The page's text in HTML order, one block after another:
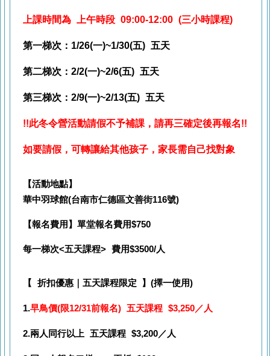
上課時間為 上午時段 09:00-12:00 (三小時課程)
第一梯次：1/26(一)~1/30(五) 五天
第二梯次：2/2(一)~2/6(五) 五天
第三梯次：2/9(一)~2/13(五) 五天
!!此冬令營活動請假不予補課，請再三確定後再報名!!
如要請假 ， 可轉讓給其他孩子 ， 家長需自己找對象
【活動地點】
華中羽球館(台南市仁德區文善街116號)
【報名費用】 單堂報名費用$750
每一梯次<五天課程> 費用$3500/人
【 折扣優惠 ｜五天課程限定 】(擇一使用)
1.早鳥價(限12/31前報名) 五天課程 $3,250／人
2.兩人同行以上 五天課程 $3,200／人